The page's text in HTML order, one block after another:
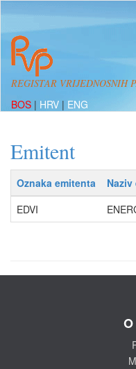
REGISTAR VRIJEDNOSNIH
BOS | HRV | ENG
Emitent
Oznaka emitenta
EDVI